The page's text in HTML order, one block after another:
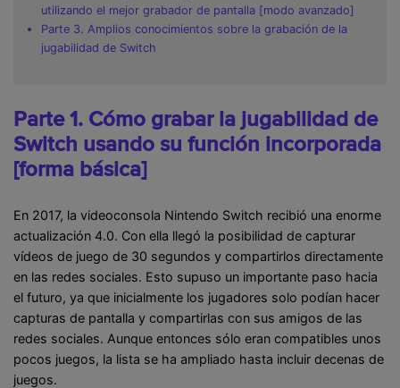
utilizando el mejor grabador de pantalla [modo avanzado]
Parte 3. Amplios conocimientos sobre la grabación de la
jugabilidad de Switch
Parte 1. Cómo grabar la jugabilidad de
Switch usando su función incorporada
[forma básica]
En 2017, la videoconsola Nintendo Switch recibió una enorme
actualización 4.0. Con ella llegó la posibilidad de capturar
vídeos de juego de 30 segundos y compartirlos directamente
en las redes sociales. Esto supuso un importante paso hacia
el futuro, ya que inicialmente los jugadores solo podían hacer
capturas de pantalla y compartirlas con sus amigos de las
redes sociales. Aunque entonces sólo eran compatibles unos
pocos juegos, la lista se ha ampliado hasta incluir decenas de
juegos.